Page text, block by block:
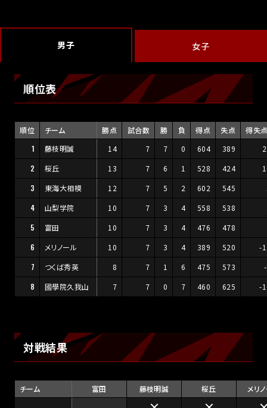
男子 女子
順位表
順位 チーム 勝点 試合数 勝 負 得点 失点
得失
1
藤枝明誠 14 7 7 0 604 389
2
桜丘 13 7 6 1 528 424
3
東海大相模 12 7 5 2 602 545
4
山梨学院 10 7 3 4 558 538
5
富田 10 7 3 4 476
478
6
メリノール 10 7 3 4 389 520
-
7
つくば秀英 8 7 1 6 475 573
8
國學院久我山 7 7 0 7 460 625 -
対戦結果
チーム 富田 藤枝明誠 桜丘 メリ